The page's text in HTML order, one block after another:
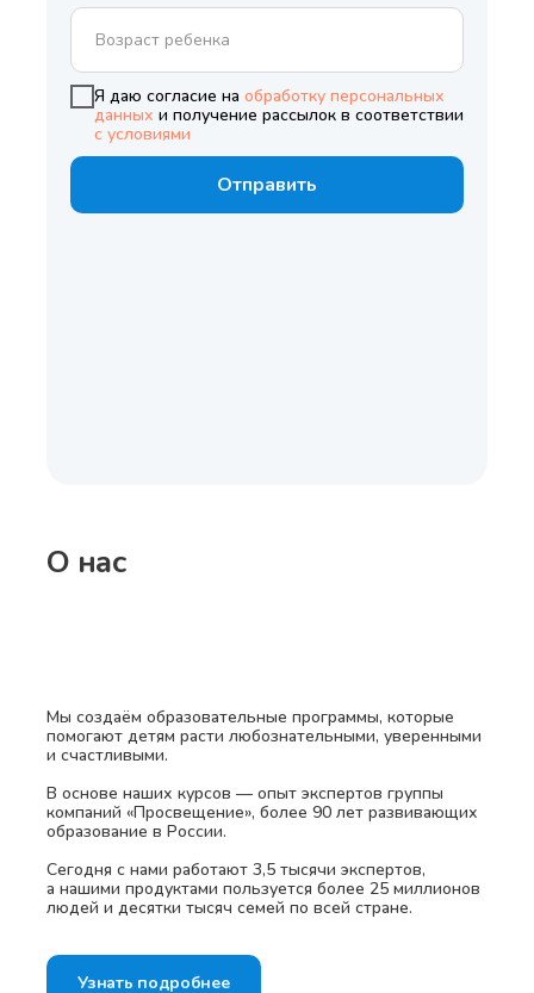
Я даю согласие на обработку персональных
данных и получение рассылок в соответствии
с условиями
Отправить
Мы создаём образовательные программы, которые
помогают детям расти любознательными, уверенными
и счастливыми.
В основе наших курсов — опыт экспертов группы
компаний «Просвещение», более 90 лет развивающих
образование в России.
Сегодня с нами работают 3,5 тысячи экспертов,
а нашими продуктами пользуется более 25 миллионов
людей и десятки тысяч семей по всей стране.
Узнать подробнее
О нас